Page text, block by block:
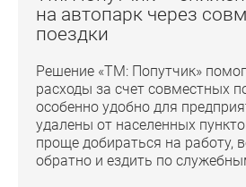
на автопарк через
поездки
Решение «ТМ: Попутчик»
расходы за счет совместных
особенно удобно для
удалены от населенных
проще добираться на работу,
обратно и ездить по